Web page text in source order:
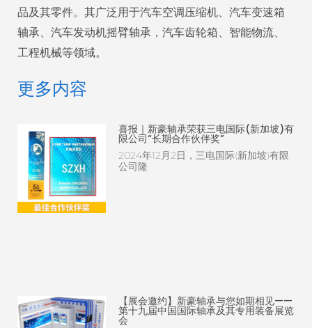
品及其零件。其广泛用于汽车空调压缩机、汽车变速箱
轴承、汽车发动机摇臂轴承，汽车齿轮箱、智能物流、
工程机械等领域。
更多内容
喜报｜新豪轴承荣获三电国际(新加坡)有
限公司“长期合作伙伴奖”
2024年12月2日，三电国际(新加坡)有限
公司隆
【展会邀约】新豪轴承与您如期相见——
第十九届中国国际轴承及其专用装备展览
会